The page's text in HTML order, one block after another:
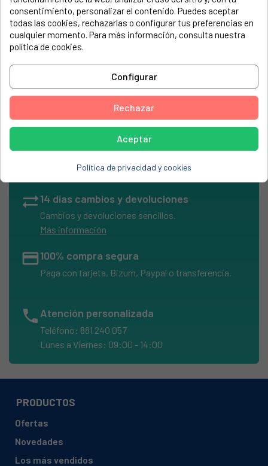
letras.
Fusible térmico 72ºC
en 24/48h laborables
sync_alt14 días cambios y devoluciones
Cambios y devoluciones sencillos.
Más información
credit_card100% compra segura
Paga con tarjeta, Bizum, Paypal o transferencia.
phone Atención personalizada
Teléfono: 881 240 057
Lunes a Viernes: 09:00 - 14:00
PRODUCTOS
Ofertas
Novedades
Los más vendidos
consentimiento, personalizar el contenido. Puedes aceptar
todas las cookies, rechazarlas o configurar tus preferencias en
cualquier momento. Para más información, consulta nuestra
política de cookies.
Configurar
Rechazar
Aceptar
Política de privacidad y cookies